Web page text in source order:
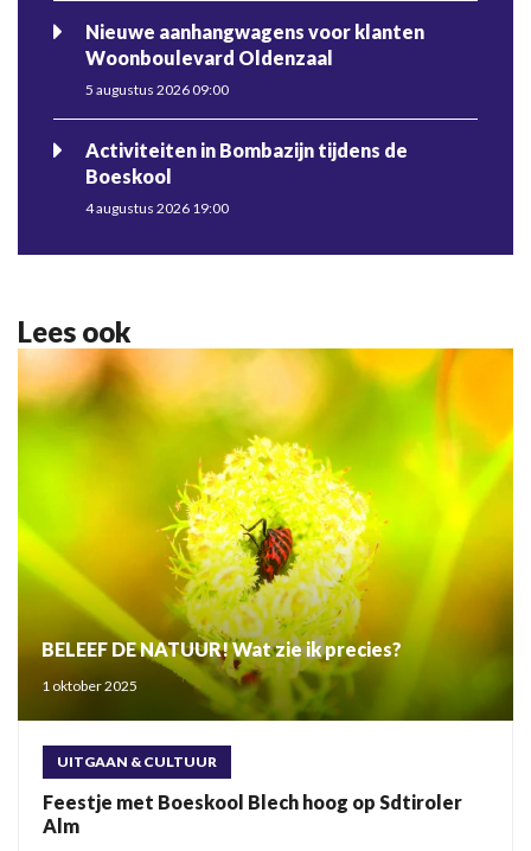
Nieuwe aanhangwagens voor klanten
Woonboulevard Oldenzaal
5 augustus 2026 09:00
Activiteiten in Bombazijn tijdens de
Boeskool
4 augustus 2026 19:00
Lees ook
BELEEF DE NATUUR! Wat zie ik precies?
1 oktober 2025
UITGAAN & CULTUUR
Feestje met Boeskool Blech hoog op Sdtiroler
Alm